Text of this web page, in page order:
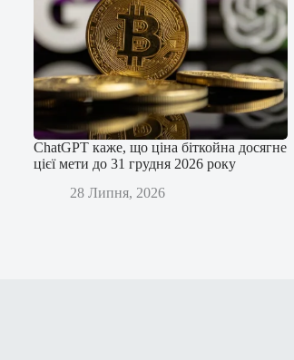
ChatGPT каже, що ціна біткойна досягне
цієї мети до 31 грудня 2026 року
28 Липня, 2026